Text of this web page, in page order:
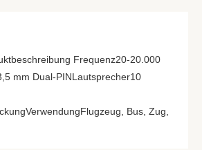
Frequenz20-20.000
mm Dual-PINLautsprecher10
Bus, Zug,